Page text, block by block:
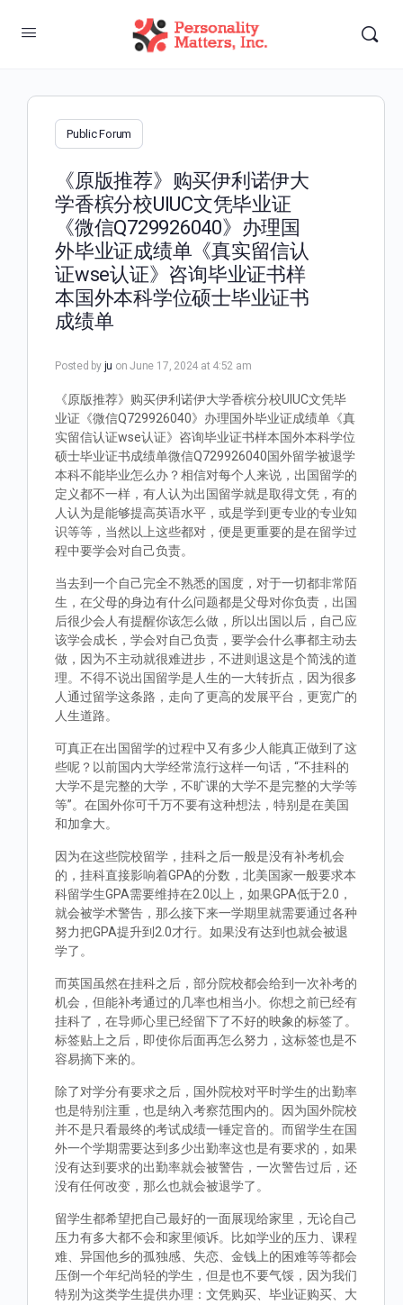
Public Forum
《原版推荐》购买伊利诺伊大
学香槟分校UIUC文凭毕业证
《微信Q729926040》办理国
外毕业证成绩单《真实留信认
证wse认证》咨询毕业证书样
本国外本科学位硕士毕业证书
成绩单
Posted by ju on June 17, 2024 at 4:52 am
《原版推荐》购买伊利诺伊大学香槟分校UIUC文凭毕
业证《微信Q729926040》办理国外毕业证成绩单《真
实留信认证wse认证》咨询毕业证书样本国外本科学位
硕士毕业证书成绩单微信Q729926040国外留学被退学
本科不能毕业怎么办？相信对每个人来说，出国留学的
定义都不一样，有人认为出国留学就是取得文凭，有的
人认为是能够提高英语水平，或是学到更专业的专业知
识等等，当然以上这些都对，便是更重要的是在留学过
程中要学会对自己负责。
当去到一个自己完全不熟悉的国度，对于一切都非常陌
生，在父母的身边有什么问题都是父母对你负责，出国
后很少会人有提醒你该怎么做，所以出国以后，自己应
该学会成长，学会对自己负责，要学会什么事都主动去
做，因为不主动就很难进步，不进则退这是个简浅的道
理。不得不说出国留学是人生的一大转折点，因为很多
人通过留学这条路，走向了更高的发展平台，更宽广的
人生道路。
可真正在出国留学的过程中又有多少人能真正做到了这
些呢？以前国内大学经常流行这样一句话，“不挂科的
大学不是完整的大学，不旷课的大学不是完整的大学等
等”。在国外你可千万不要有这种想法，特别是在美国
和加拿大。
因为在这些院校留学，挂科之后一般是没有补考机会
的，挂科直接影响着GPA的分数，北美国家一般要求本
科留学生GPA需要维持在2.0以上，如果GPA低于2.0，
就会被学术警告，那么接下来一学期里就需要通过各种
努力把GPA提升到2.0才行。如果没有达到也就会被退
学了。
而英国虽然在挂科之后，部分院校都会给到一次补考的
机会，但能补考通过的几率也相当小。你想之前已经有
挂科了，在导师心里已经留下了不好的映象的标签了。
标签贴上之后，即使你后面再怎么努力，这标签也是不
容易摘下来的。
除了对学分有要求之后，国外院校对平时学生的出勤率
也是特别注重，也是纳入考察范围内的。因为国外院校
并不是只看最终的考试成绩一锤定音的。而留学生在国
外一个学期需要达到多少出勤率这也是有要求的，如果
没有达到要求的出勤率就会被警告，一次警告过后，还
没有任何改变，那么也就会被退学了。
留学生都希望把自己最好的一面展现给家里，无论自己
压力有多大都不会和家里倾诉。比如学业的压力、课程
难、异国他乡的孤独感、失恋、金钱上的困难等等都会
压倒一个年纪尚轻的学生，但是也不要气馁，因为我们
特别为这类学生提供办理：文凭购买、毕业证购买、大